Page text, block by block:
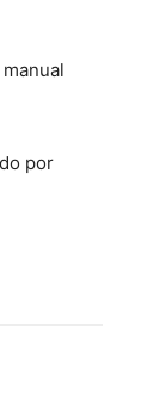
por